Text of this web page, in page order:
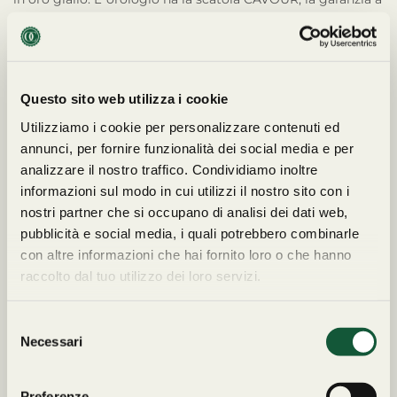
Questo sito web utilizza i cookie
Utilizziamo i cookie per personalizzare contenuti ed
annunci, per fornire funzionalità dei social media e per
analizzare il nostro traffico. Condividiamo inoltre
informazioni sul modo in cui utilizzi il nostro sito con i
nostri partner che si occupano di analisi dei dati web,
pubblicità e social media, i quali potrebbero combinarle
con altre informazioni che hai fornito loro o che hanno
raccolto dal tuo utilizzo dei loro servizi.
Necessari
Rolex Day-Date 18238 è venduto da Cavour a € 17.500,00.
Tutte le spedizioni
sonotracciabilie
assicurate per
l’intero importo.
Consegna entro 72
ore.
Resoentro 14
giorni. I costi di
spedizione non
sono rimborsabili.
LEGGI I TERMINI COMPLETI
SULLE SPEDIZIONI E I RESI